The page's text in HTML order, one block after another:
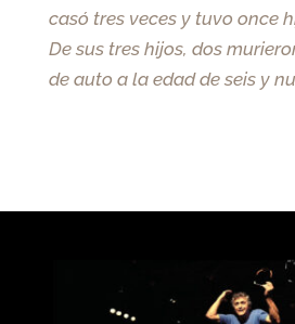
casó tres veces y tuvo once
De sus tres hijos, dos
de auto a la edad de seis y